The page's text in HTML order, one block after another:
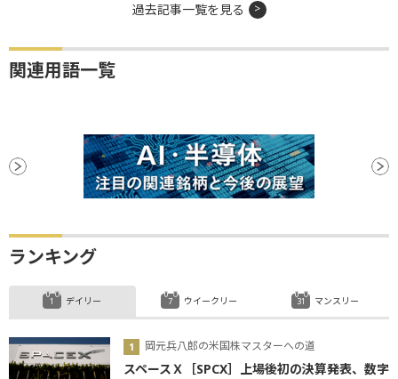
過去記事一覧を見る
関連用語一覧
ランキング
デイリー
岡元兵八郎の米国株マスターへの道
スペースＸ［SPCX］上場後初の決算発表、数字
ウイークリー マンスリー